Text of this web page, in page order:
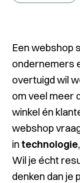
Een webshop
ondernemers
overtuigd wil
om veel meer
winkel én
webshop
in technologie,
Wil je écht
denken dan je